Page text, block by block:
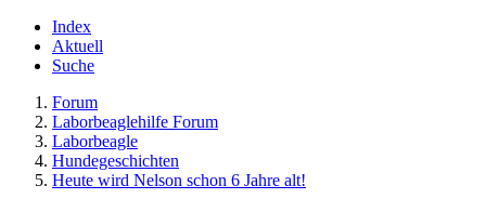
Index
Aktuell
Suche
Forum
Laborbeaglehilfe Forum
Laborbeagle
Hundegeschichten
Heute wird Nelson schon 6 Jahre alt!